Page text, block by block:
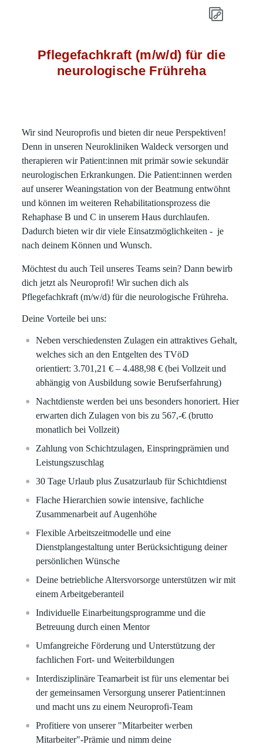
Pflegefachkraft (m/w/d) für die
neurologische Frühreha
Wir sind Neuroprofis und bieten dir neue Perspektiven!
Denn in unseren Neurokliniken Waldeck versorgen und
therapieren wir Patient:innen mit primär sowie sekundär
neurologischen Erkrankungen. Die Patient:innen werden
auf unserer Weaningstation von der Beatmung entwöhnt
und können im weiteren Rehabilitationsprozess die
Rehaphase B und C in unserem Haus durchlaufen.
Dadurch bieten wir dir viele Einsatzmöglichkeiten - je
nach deinem Können und Wunsch.
Möchtest du auch Teil unseres Teams sein? Dann bewirb
dich jetzt als Neuroprofi! Wir suchen dich als
Pflegefachkraft (m/w/d) für die neurologische Frühreha.
Deine Vorteile bei uns:
Neben verschiedensten Zulagen ein attraktives Gehalt,
welches sich an den Entgelten des TVöD
orientiert: 3.701,21 € – 4.488,98 € (bei Vollzeit und
abhängig von Ausbildung sowie Berufserfahrung)
Nachtdienste werden bei uns besonders honoriert. Hier
erwarten dich Zulagen von bis zu 567,-€ (brutto
monatlich bei Vollzeit)
Zahlung von Schichtzulagen, Einspringprämien und
Leistungszuschlag
30 Tage Urlaub plus Zusatzurlaub für Schichtdienst
Flache Hierarchien sowie intensive, fachliche
Zusammenarbeit auf Augenhöhe
Flexible Arbeitszeitmodelle und eine
Dienstplangestaltung unter Berücksichtigung deiner
persönlichen Wünsche
Deine betriebliche Altersvorsorge unterstützen wir mit
einem Arbeitgeberanteil
Individuelle Einarbeitungsprogramme und die
Betreuung durch einen Mentor
Umfangreiche Förderung und Unterstützung der
fachlichen Fort- und Weiterbildungen
Interdisziplinäre Teamarbeit ist für uns elementar bei
der gemeinsamen Versorgung unserer Patient:innen
und macht uns zu einem Neuroprofi-Team
Profitiere von unserer "Mitarbeiter werben
Mitarbeiter"-Prämie und nimm deine